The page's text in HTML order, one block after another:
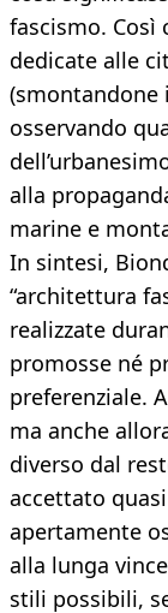
fascismo. Così
dedicate alle
(smontandone
osservando
alla
marine e
In sintesi,
“architettura
realizzate
promosse né
preferenziale.
ma anche
diverso dal
accettato
apertamente
alla lunga
stili possibili,